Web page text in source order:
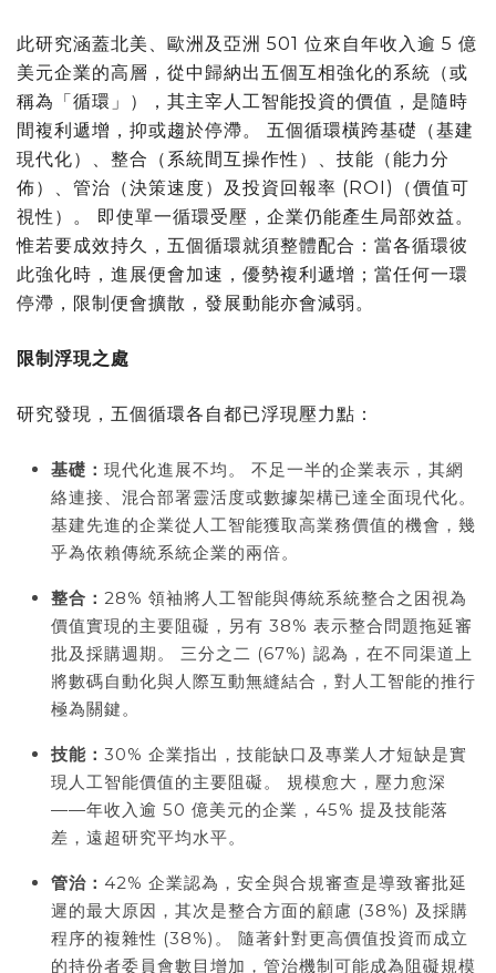
此研究涵蓋北美、歐洲及亞洲 501 位來自年收入逾 5 億
美元企業的高層，從中歸納出五個互相強化的系統（或
稱為「循環」），其主宰人工智能投資的價值，是隨時
間複利遞增，抑或趨於停滯。 五個循環橫跨基礎（基建
現代化）、整合（系統間互操作性）、技能（能力分
佈）、管治（決策速度）及投資回報率 (ROI)（價值可
視性）。 即使單一循環受壓，企業仍能產生局部效益。
惟若要成效持久，五個循環就須整體配合：當各循環彼
此強化時，進展便會加速，優勢複利遞增；當任何一環
停滯，限制便會擴散，發展動能亦會減弱。
限制浮現之處
研究發現，五個循環各自都已浮現壓力點：
基礎： 現代化進展不均。 不足一半的企業表示，其網
絡連接、混合部署靈活度或數據架構已達全面現代化。
基建先進的企業從人工智能獲取高業務價值的機會，幾
乎為依賴傳統系統企業的兩倍。
整合： 28% 領袖將人工智能與傳統系統整合之困視為
價值實現的主要阻礙，另有 38% 表示整合問題拖延審
批及採購週期。 三分之二 (67%) 認為，在不同渠道上
將數碼自動化與人際互動無縫結合，對人工智能的推行
極為關鍵。
技能： 30% 企業指出，技能缺口及專業人才短缺是實
現人工智能價值的主要阻礙。 規模愈大，壓力愈深
——年收入逾 50 億美元的企業，45% 提及技能落
差，遠超研究平均水平。
管治： 42% 企業認為，安全與合規審查是導致審批延
遲的最大原因，其次是整合方面的顧慮 (38%) 及採購
程序的複雜性 (38%)。 隨著針對更高價值投資而成立
的持份者委員會數目增加，管治機制可能成為阻礙規模